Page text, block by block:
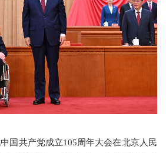
国共产党成立105周年大会在北京人民